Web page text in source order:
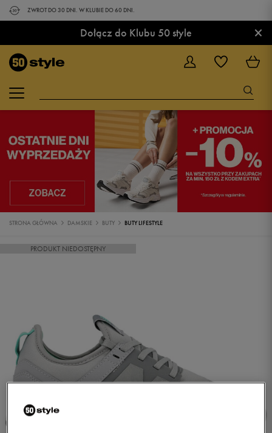
ZWROT DO 30 DNI. W KLUBIE DO 60 DNI.
Dołącz do Klubu 50 style ×
STRONA GŁÓWNA DAMSKIE BUTY BUTY LIFESTYLE
PRODUKT NIEDOSTĘPNY